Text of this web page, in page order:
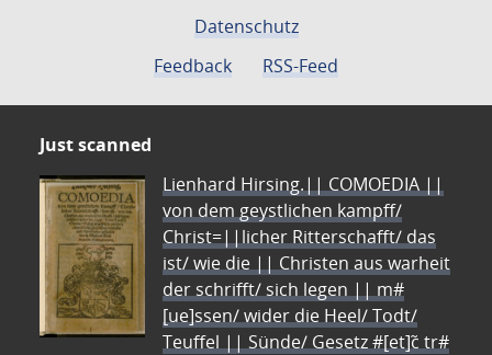
Datenschutz
Feedback
RSS-Feed
Just scanned
Lienhard Hirsing.|| COMOEDIA ||
von dem geystlichen kampff/
Christ=||licher Ritterschafft/ das
ist/ wie die || Christen aus warheit
der schrifft/ sich legen || m#
[ue]ssen/ wider die Heel/ Todt/
Teuffel || Sünde/ Gesetz #[et]c̃ tr#